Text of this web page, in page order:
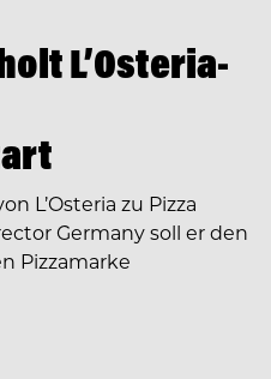
L’Osteria-
L’Osteria zu Pizza
Germany soll er den
Pizzamarke